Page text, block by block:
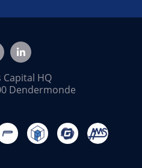
Capital HQ
Dendermonde